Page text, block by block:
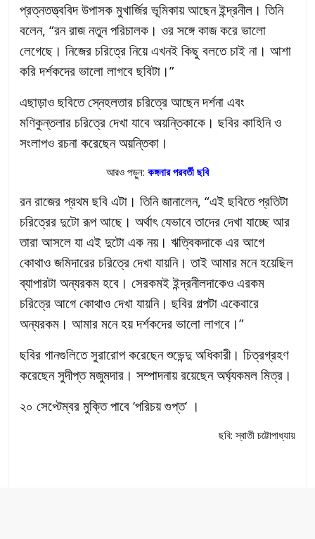
প্রত্নতত্ত্ববিদ উপাসক মুখার্জির ভূমিকায় আছেন ইন্দ্রনীল। তিনি
বলেন, “রন রাজ নতুন পরিচালক। ওর সঙ্গে কাজ করে ভালো
লেগেছে। নিজের চরিত্রে নিয়ে এখনই কিছু বলতে চাই না। আশা
করি দর্শকদের ভালো লাগবে ছবিটা।”
এছাড়াও ছবিতে স্নেহলতার চরিত্রে আছেন দর্শনা এবং
মণিকুন্তলার চরিত্রে দেখা যাবে অয়ন্তিকাকে। ছবির কাহিনি ও
সংলাপও রচনা করেছেন অয়ন্তিকা।
আরও পড়ুন: কঙ্গনার পরবর্তী ছবি
রন রাজের প্রথম ছবি এটা। তিনি জানালেন, “এই ছবিতে প্রতিটা
চরিত্রের দুটো রূপ আছে। অর্থাৎ যেভাবে তাদের দেখা যাচ্ছে আর
তারা আসলে যা এই দুটো এক নয়। ঋত্বিকদাকে এর আগে
কোথাও জমিদারের চরিত্রে দেখা যায়নি। তাই আমার মনে হয়েছিল
ব্যাপারটা অন্যরকম হবে। সেরকমই ইন্দ্রনীলদাকেও এরকম
চরিত্রে আগে কোথাও দেখা যায়নি। ছবির গল্পটা একেবারে
অন্যরকম। আমার মনে হয় দর্শকদের ভালো লাগবে।”
ছবির গানগুলিতে সুরারোপ করেছেন শুভেন্দু অধিকারী। চিত্রগ্রহণ
করেছেন সুদীপ্ত মজুমদার। সম্পাদনায় রয়েছেন অর্ঘ্যকমল মিত্র।
২০ সেপ্টেম্বর মুক্তি পাবে ‘পরিচয় গুপ্ত’ ।
ছবি: স্বাতী চট্টোপাধ্যায়